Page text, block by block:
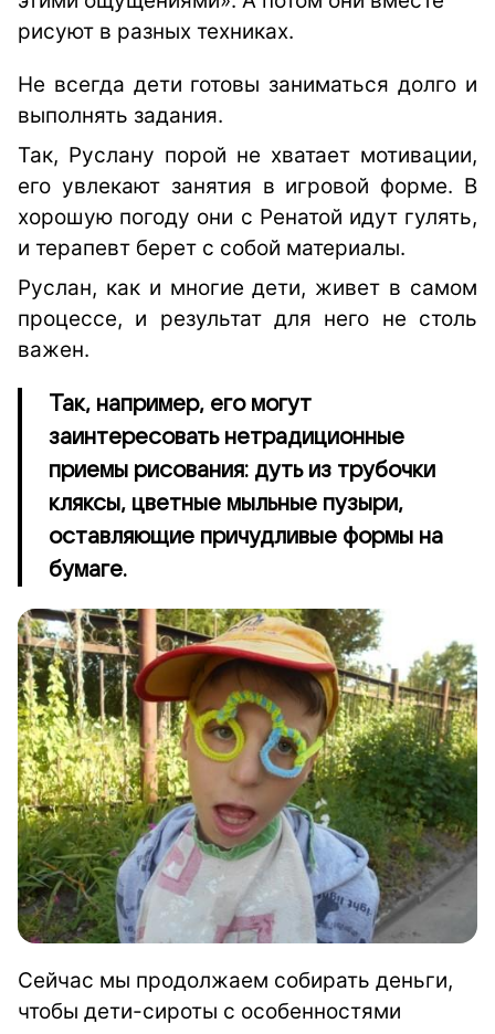
рисуют в разных техниках.
Не всегда дети готовы заниматься долго и
выполнять задания.
Так, Руслану порой не хватает мотивации,
его увлекают занятия в игровой форме. В
хорошую погоду они с Ренатой идут гулять,
и терапевт берет с собой материалы.
Руслан, как и многие дети, живет в самом
процессе, и результат для него не столь
важен.
Так, например, его могут
заинтересовать нетрадиционные
приемы рисования: дуть из трубочки
кляксы, цветные мыльные пузыри,
оставляющие причудливые формы на
бумаге.
Сейчас мы продолжаем собирать деньги,
чтобы дети-сироты с особенностями